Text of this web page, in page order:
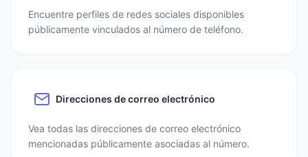
Encuentre perfiles de redes sociales disponibles
públicamente vinculados al número de teléfono.
Direcciones de correo electrónico
Vea todas las direcciones de correo electrónico
mencionadas públicamente asociadas al número.